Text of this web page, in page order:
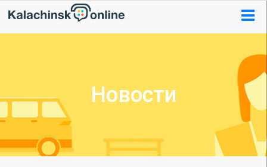
Новости